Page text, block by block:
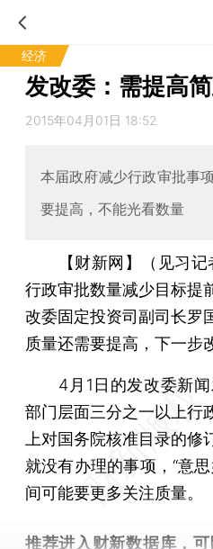
经济
发改委：需提高
2015年04月01日 18:52
本届政府减少行政审批事
要提高，不能光看数量
【财新网】（见习
行政审批数量减少目标提
改委固定投资司副司长罗
质量还需要提高，下一步
4月1日的发改委新闻
部门层面三分之一以上行
上对国务院核准目录的
就没有办理的事项，“意
间可能要更多关注质量。
推荐进入 财新数据库 ，